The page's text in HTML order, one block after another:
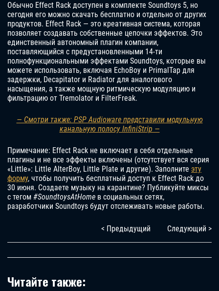
Обычно Effect Rack доступен в комплекте Soundtoys 5, но
сегодня его можно скачать бесплатно и отдельно от других
продуктов. Effect Rack — это креативная система, которая
позволяет создавать собственные цепочки эффектов. Это
единственный автономный плагин компании,
поставляющийся с предустановленными 14-ти
полнофункциональными эффектами Soundtoys, которые вы
можете использовать, включая EchoBoy и PrimalTap для
задержки, Decapitator и Radiator для аналогового
насыщения, а также мощную ритмическую модуляцию и
фильтрацию от Tremolator и FilterFreak.
— Смотри также: PSP Audioware представили модульную
канальную полосу InfiniStrip —
Примечание: Effect Rack не включает в себя отдельные
плагины и не все эффекты включены (отсутствует вся серия
«Little»: Little AlterBoy, Little Plate и другие). Заполните эту
форму, чтобы получить бесплатный доступ к Effect Rack до
30 июня. Создаете музыку на карантине? Публикуйте миксы
с тегом #SoundtoysAtHome в социальных сетях,
разработчики Soundtoys будут отслеживать новые работы.
< Предыдущий Следующий >
Читайте также: